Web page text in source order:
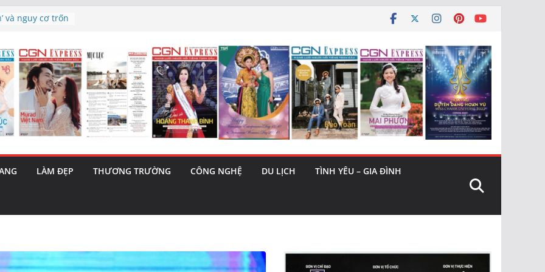
và nguy cơ trốn
mai”
phiên tăng
– 1 Cơ hội
cùng MTH
8): Bật tăng
LÀM ĐẸP THƯƠNG TRƯỜNG CÔNG NGHỆ DU LỊCH TÌNH YÊU – GIA ĐÌNH